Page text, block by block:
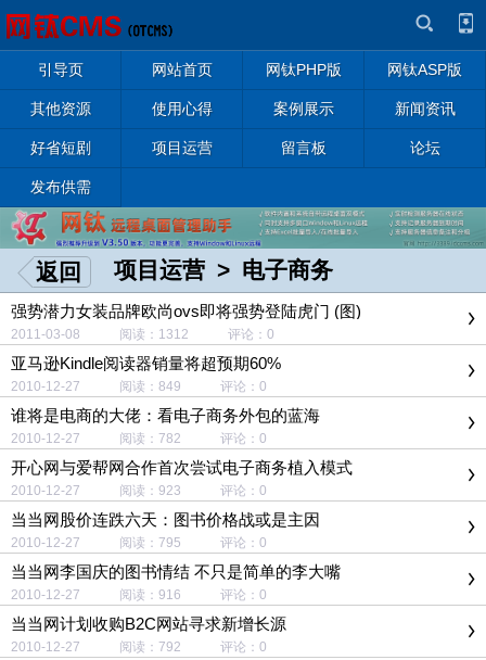
引导页 网站首页 网钛PHP版 网钛ASP版
其他资源 使用心得 案例展示 新闻资讯
好省短剧 项目运营 留言板 论坛
发布供需
返回 项目运营 > 电子商务
强势潜力女装品牌欧尚ovs即将强势登陆虎门 (图)
2011-03-08 阅读：1312 评论：0
亚马逊Kindle阅读器销量将超预期60%
2010-12-27 阅读：849 评论：0
谁将是电商的大佬：看电子商务外包的蓝海
2010-12-27 阅读：782 评论：0
开心网与爱帮网合作首次尝试电子商务植入模式
2010-12-27 阅读：923 评论：0
当当网股价连跌六天：图书价格战或是主因
2010-12-27 阅读：795 评论：0
当当网李国庆的图书情结 不只是简单的李大嘴
2010-12-27 阅读：916 评论：0
当当网计划收购B2C网站寻求新增长源
2010-12-27 阅读：792 评论：0